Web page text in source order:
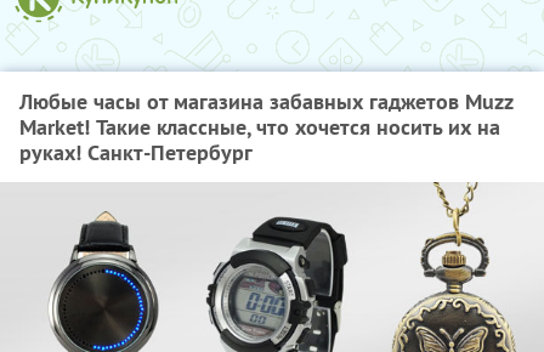
Любые часы от магазина забавных гаджетов Muzz
Market! Такие классные, что хочется носить их на
руках! Санкт-Петербург